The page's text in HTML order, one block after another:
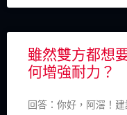
雖然雙方都想
何增強耐力？
回答：你好，阿滘！